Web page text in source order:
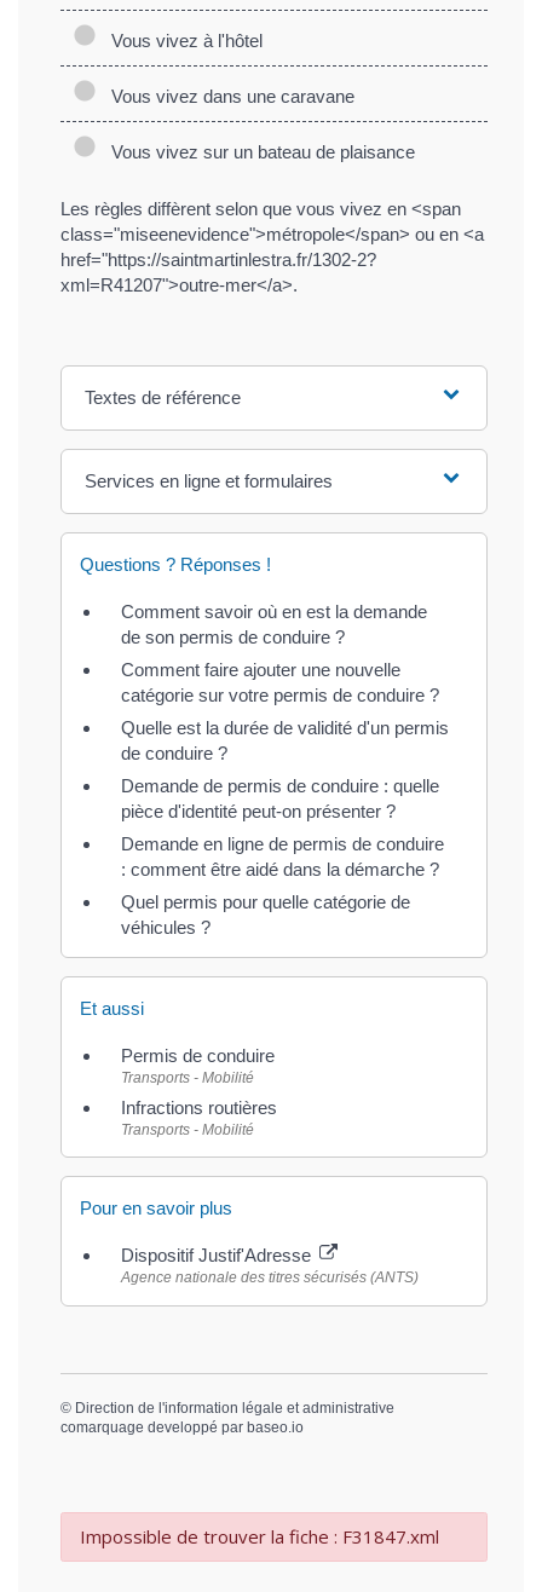
Vous vivez à l'hôtel
Vous vivez dans une caravane
Vous vivez sur un bateau de plaisance
Les règles diffèrent selon que vous vivez en <span
class="miseenevidence">métropole</span> ou en <a
href="https://saintmartinlestra.fr/1302-2?
xml=R41207">outre-mer</a>.
Textes de référence
Services en ligne et formulaires
Questions ? Réponses !
Comment savoir où en est la demande
de son permis de conduire ?
Comment faire ajouter une nouvelle
catégorie sur votre permis de conduire ?
Quelle est la durée de validité d'un permis
de conduire ?
Demande de permis de conduire : quelle
pièce d'identité peut-on présenter ?
Demande en ligne de permis de conduire
: comment être aidé dans la démarche ?
Quel permis pour quelle catégorie de
véhicules ?
Et aussi
Permis de conduire
Transports - Mobilité
Infractions routières
Transports - Mobilité
Pour en savoir plus
Dispositif Justif'Adresse
Agence nationale des titres sécurisés (ANTS)
© Direction de l'information légale et administrative
comarquage developpé par baseo.io
Impossible de trouver la fiche : F31847.xml